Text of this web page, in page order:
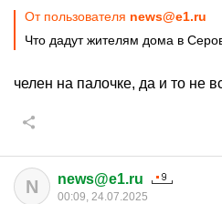
От пользователя news@e1.ru
Что дадут жителям дома в
челен на палочке, да и то не
N news@e1.ru
00:09, 24.07.2025